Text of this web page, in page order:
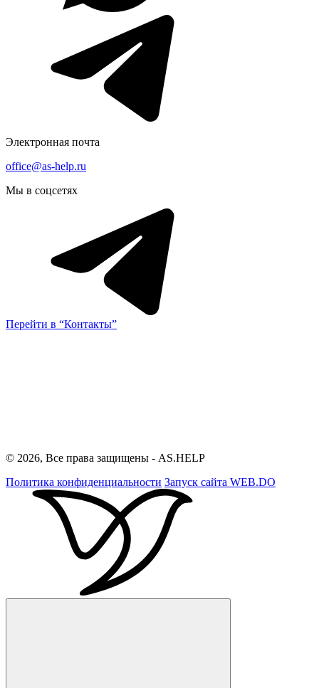
Электронная почта
office@as-help.ru
Мы в соцсетях
Перейти в “Контакты”
© 2026, Все права защищены - AS.HELP
Политика конфиденциальности Запуск сайта WEB.DO